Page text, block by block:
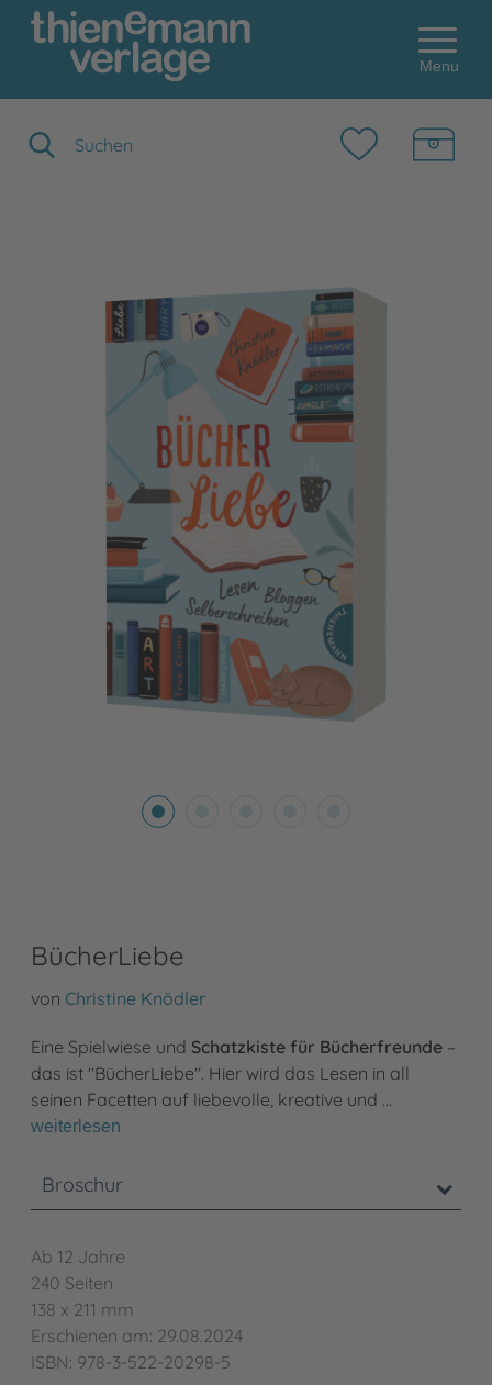
Menu
BücherLiebe
von Christine Knödler
Eine Spielwiese und Schatzkiste für Bücherfreunde –
das ist "BücherLiebe". Hier wird das Lesen in all
seinen Facetten auf liebevolle, kreative und …
weiterlesen
Broschur
Ab 12 Jahre
240 Seiten
138 x 211 mm
Erschienen am: 29.08.2024
ISBN: 978-3-522-20298-5